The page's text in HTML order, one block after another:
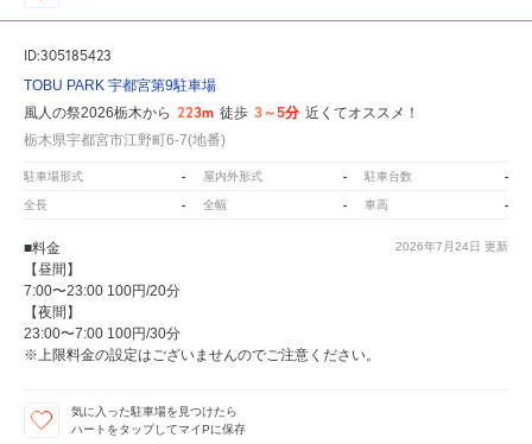
ID:305185423
TOBU PARK 宇都宮第9駐車場
風人の祭2026栃木から 223m 徒歩 3～5分 近くてオススメ！
栃木県宇都宮市江野町6-7(地番)
駐車場形式 - 屋内外形式 - 駐車台数 -
全長 - 全幅 - 車高 -
2026年7月24日 更新
■料金
【昼間】
7:00〜23:00 100円/20分
【夜間】
23:00〜7:00 100円/30分
※上限料金の設定はございませんのでご注意ください。
気に入った駐車場を見つけたら
ハートをタップしてマイPに保存